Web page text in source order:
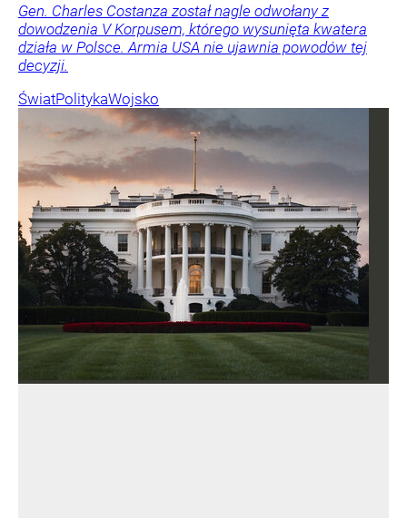
Gen. Charles Costanza został nagle odwołany z
dowodzenia V Korpusem, którego wysunięta kwatera
działa w Polsce. Armia USA nie ujawnia powodów tej
decyzji.
ŚwiatPolitykaWojsko